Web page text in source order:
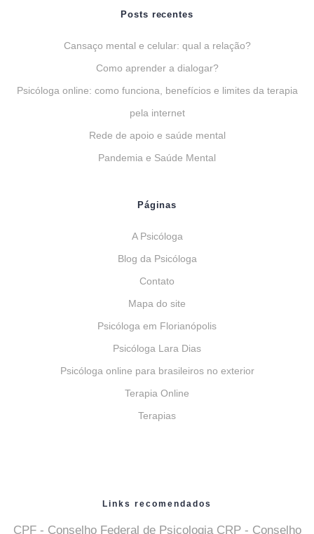
Posts recentes
Cansaço mental e celular: qual a relação?
Como aprender a dialogar?
Psicóloga online: como funciona, benefícios e limites da terapia
pela internet
Rede de apoio e saúde mental
Pandemia e Saúde Mental
Páginas
A Psicóloga
Blog da Psicóloga
Contato
Mapa do site
Psicóloga em Florianópolis
Psicóloga Lara Dias
Psicóloga online para brasileiros no exterior
Terapia Online
Terapias
Links recomendados
CPF- Conselho Federal de Psicologia CRP- Conselho